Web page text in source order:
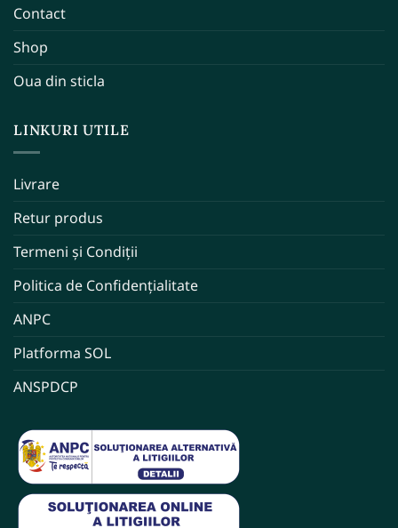
Contact
Shop
Oua din sticla
LINKURI UTILE
Livrare
Retur produs
Termeni și Condiții
Politica de Confidențialitate
ANPC
Platforma SOL
ANSPDCP